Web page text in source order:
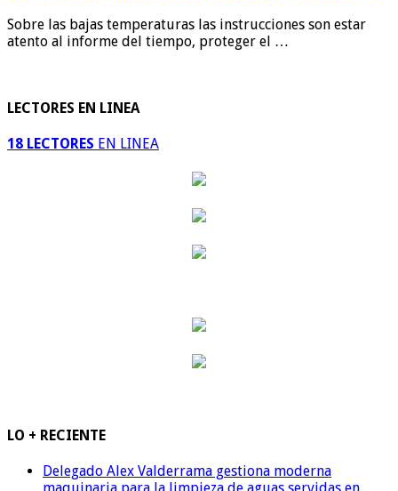
Sobre las bajas temperaturas las instrucciones son estar
atento al informe del tiempo, proteger el …
LECTORES EN LINEA
18 LECTORES EN LINEA
LO + RECIENTE
Delegado Alex Valderrama gestiona moderna